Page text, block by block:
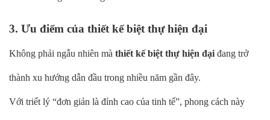
3. Ưu điểm của thiết kế biệt thự hiện đại
Không phải ngẫu nhiên mà thiết kế biệt thự hiện đại đang trở
thành xu hướng dẫn đầu trong nhiều năm gần đây.
Với triết lý “đơn giản là đỉnh cao của tinh tế”, phong cách này